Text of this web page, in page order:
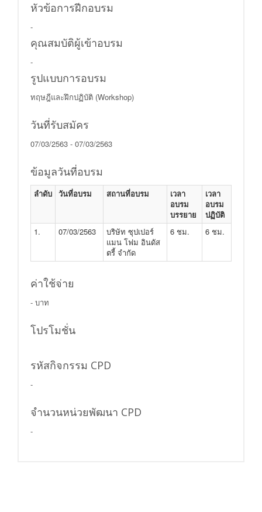
หัวข้อการฝีกอบรม
-
คุณสมบัติผู้เข้าอบรม
-
รูปแบบการอบรม
ทฤษฎีและฝึกปฏิบัติ (Workshop)
วันที่รับสมัคร
07/03/2563 - 07/03/2563
ข้อมูลวันที่อบรม
ลำดับ วันที่อบรม สถานที่อบรม
เวลา
อบรม
บรรยาย
เวลา
อบรม
ปฏิบัติ
1.
07/03/2563
บริษัท ซุปเปอร์
แมน โฟม อินดัส
ตรี้ จำกัด
6 ชม. 6 ชม.
ค่าใช้จ่าย
- บาท
โปรโมชั่น
รหัสกิจกรรม CPD
-
จำนวนหน่วยพัฒนา CPD
-